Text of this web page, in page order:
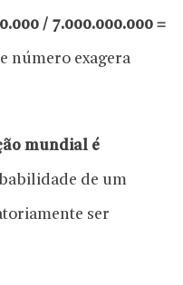
/ 7.000.000.000 =
número exagera
mundial é
de um
ser